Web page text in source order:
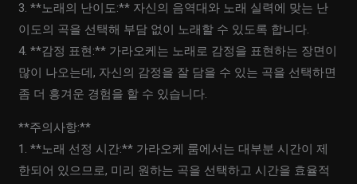
3. **노래의 난이도:** 자신의 음역대와 노래 실력에 맞는 난
이도의 곡을 선택해 부담 없이 노래할 수 있도록 합니다.
4. **감정 표현:** 가라오케는 노래로 감정을 표현하는 장면이
많이 나오는데, 자신의 감정을 잘 담을 수 있는 곡을 선택하면
좀 더 흥겨운 경험을 할 수 있습니다.
**주의사항:**
1. **노래 선정 시간:** 가라오케 룸에서는 대부분 시간이 제
한되어 있으므로, 미리 원하는 곡을 선택하고 시간을 효율적